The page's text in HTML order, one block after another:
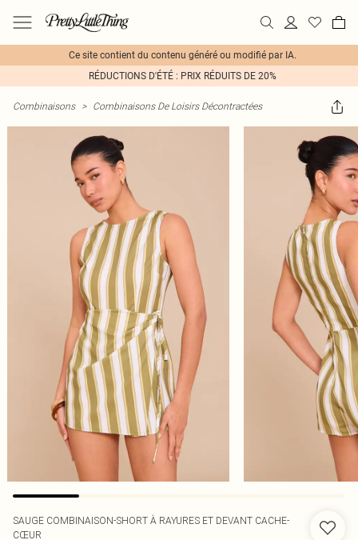
Ce site contient du contenu généré ou modifié par IA.
RÉDUCTIONS D'ÉTÉ : PRIX RÉDUITS DE 20%
Combinaisons > Combinaisons De Loisirs Décontractées
SAUGE COMBINAISON-SHORT À RAYURES ET DEVANT CACHE-
CŒUR